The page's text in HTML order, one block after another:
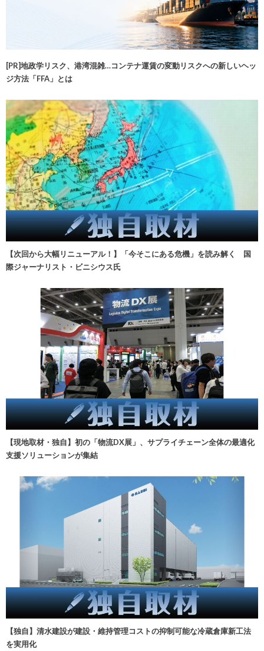
[PR]地政学リスク、港湾混雑…コンテナ運賃の変動リスクへの新しいヘッ
ジ方法「FFA」とは
【次回から大幅リニューアル！】「今そこにある危機」を読み解く 国
際ジャーナリスト・ビニシウス氏
【現地取材・独自】初の「物流DX展」、サプライチェーン全体の最適化
支援ソリューションが集結
【独自】清水建設が建設・維持管理コストの抑制可能な冷蔵倉庫新工法
を実用化